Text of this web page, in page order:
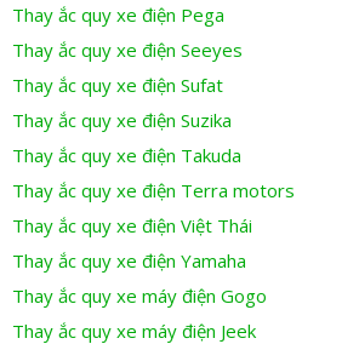
Thay ắc quy xe điện Pega
Thay ắc quy xe điện Seeyes
Thay ắc quy xe điện Sufat
Thay ắc quy xe điện Suzika
Thay ắc quy xe điện Takuda
Thay ắc quy xe điện Terra motors
Thay ắc quy xe điện Việt Thái
Thay ắc quy xe điện Yamaha
Thay ắc quy xe máy điện Gogo
Thay ắc quy xe máy điện Jeek